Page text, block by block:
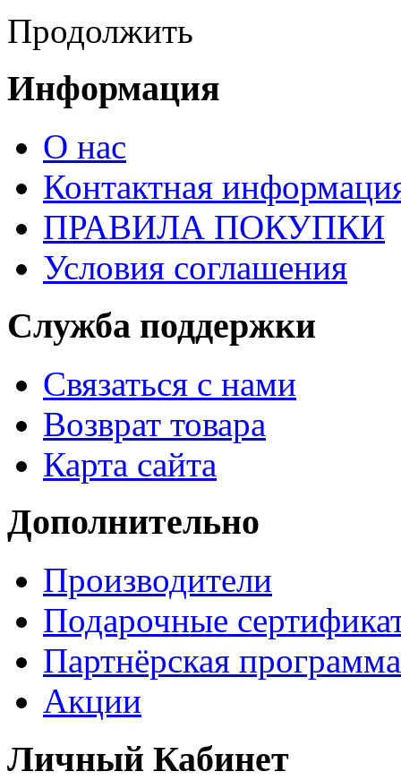
Продолжить
Информация
О нас
Контактная
ПРАВИЛА ПОКУПКИ
Условия соглашения
Служба поддержки
Связаться с нами
Возврат товара
Карта сайта
Дополнительно
Производители
Подарочные
Партнёрская программа
Акции
Личный Кабинет